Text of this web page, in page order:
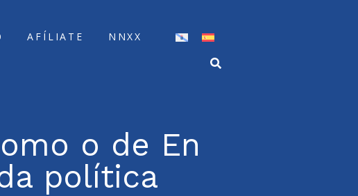
AFÍLIATE NNXX
o de En
política